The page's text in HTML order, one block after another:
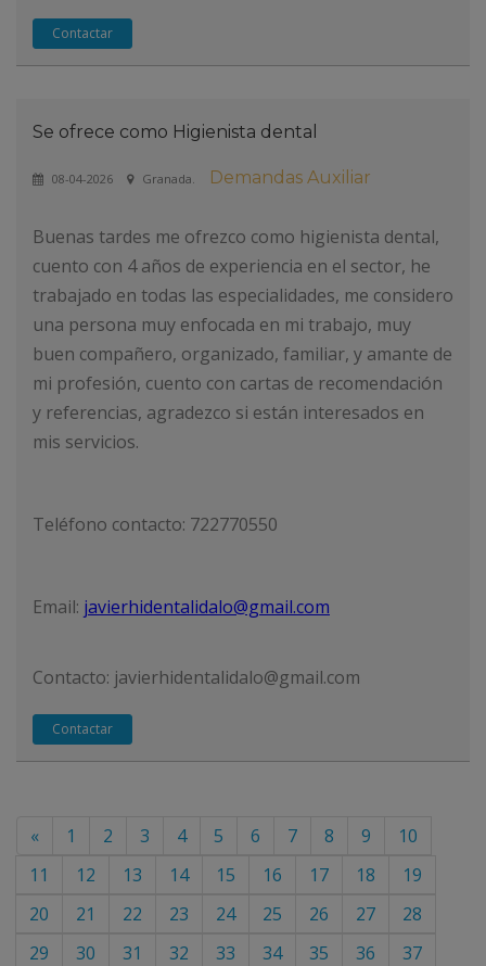
Contactar
Se ofrece como Higienista dental
08-04-2026 Granada. Demandas Auxiliar
Buenas tardes me ofrezco como higienista dental,
cuento con 4 años de experiencia en el sector, he
trabajado en todas las especialidades, me considero
una persona muy enfocada en mi trabajo, muy
buen compañero, organizado, familiar, y amante de
mi profesión, cuento con cartas de recomendación
y referencias, agradezco si están interesados en
mis servicios.
Teléfono contacto: 722770550
Email: javierhidentalidalo@gmail.com
Contacto: javierhidentalidalo@gmail.com
Contactar
« 1 2 3 4 5 6 7 8 9
10
11
12 13 14 15 16 17 18
19
20
21 22 23 24 25 26 27
28
29
30 31 32 33 34 35 36
37